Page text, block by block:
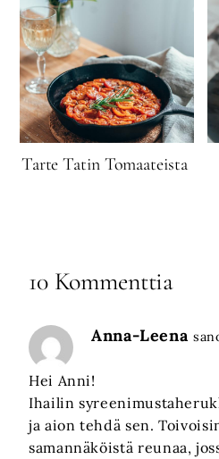
Tarte Tatin Tomaateista
10 Kommenttia
Anna-Leena
Hei Anni!
Ihailin
ja aion tehdä sen.
samannäköistä reunaa,